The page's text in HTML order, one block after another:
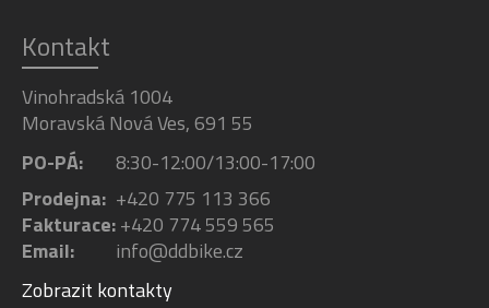
Kontakt
Vinohradská 1004
Moravská Nová Ves, 691 55
PO-PÁ:
8:30-12:00/13:00-17:00
Prodejna: +420 775 113 366
Fakturace:+420 774 559 565
Email:
info@ddbike.cz
Zobrazit kontakty